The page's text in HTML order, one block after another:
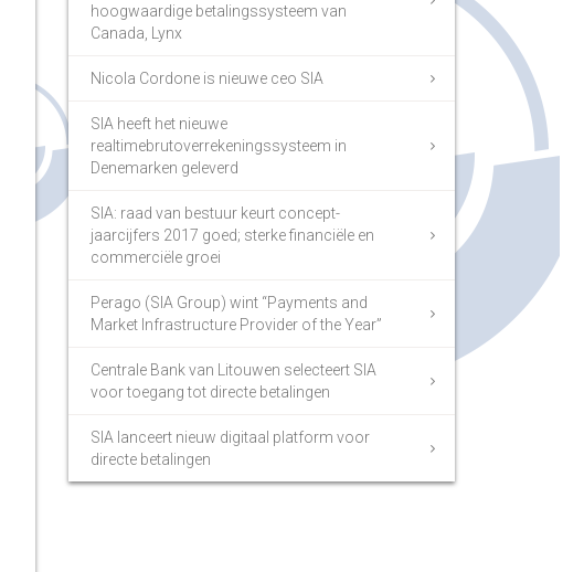
hoogwaardige betalingssysteem van
Canada, Lynx
Nicola Cordone is nieuwe ceo SIA
SIA heeft het nieuwe
realtimebrutoverrekeningssysteem in
Denemarken geleverd
SIA: raad van bestuur keurt concept-
jaarcijfers 2017 goed; sterke financiële en
commerciële groei
Perago (SIA Group) wint “Payments and
Market Infrastructure Provider of the Year”
Centrale Bank van Litouwen selecteert SIA
voor toegang tot directe betalingen
SIA lanceert nieuw digitaal platform voor
directe betalingen